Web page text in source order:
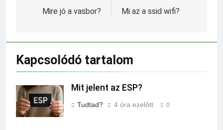
navigáció
Mire jó a vasbor?
Mi az a ssid wifi?
Kapcsolódó tartalom
Mit jelent az ESP?
Tudtad? 4 óra ezelőtt 0